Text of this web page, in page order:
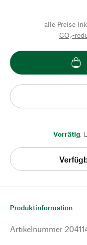
alle Preise
CO₂-
Vorrätig,
Produktinformation
Artikelnummer